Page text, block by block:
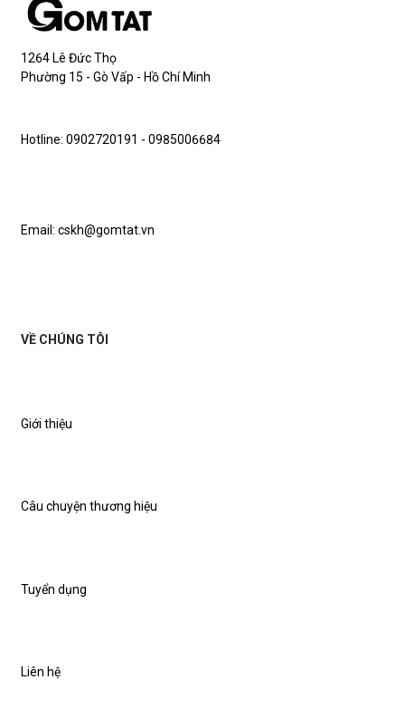
1264 Lê Đức Thọ
Phường 15 - Gò Vấp - Hồ Chí Minh
Hotline: 0902720191 - 0985006684
Email: cskh@gomtat.vn
VỀ CHÚNG TÔI
Giới thiệu
Câu chuyện thương hiệu
Tuyển dụng
Liên hệ